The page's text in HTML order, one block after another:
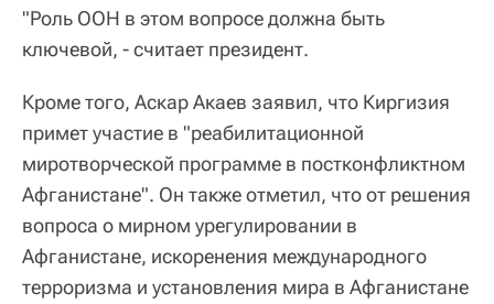
"Роль ООН в этом вопросе должна быть
ключевой, - считает президент.
Кроме того, Аскар Акаев заявил, что Киргизия
примет участие в "реабилитационной
миротворческой программе в постконфликтном
Афганистане". Он также отметил, что от решения
вопроса о мирном урегулировании в
Афганистане, искоренения международного
терроризма и установления мира в Афганистане